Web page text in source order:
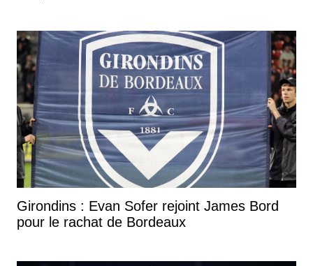
Girondins : Evan Sofer rejoint James Bord
pour le rachat de Bordeaux